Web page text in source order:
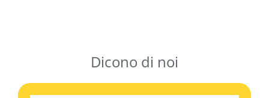
Dicono di noi